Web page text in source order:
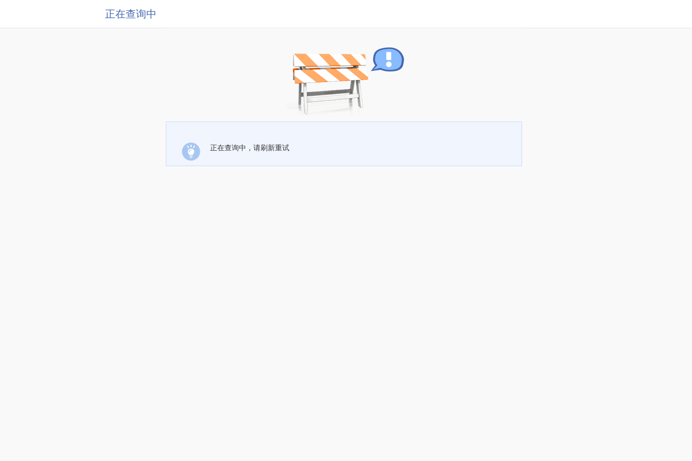
正在查询中
正在查询中，请刷新重试